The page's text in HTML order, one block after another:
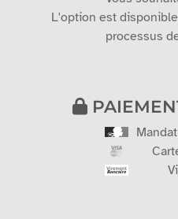
L'option est
processus